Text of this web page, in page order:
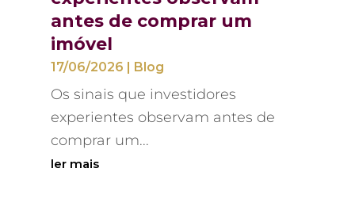
antes de comprar um
imóvel
17/06/2026 | Blog
Os sinais que investidores
experientes observam antes de
comprar um...
ler mais